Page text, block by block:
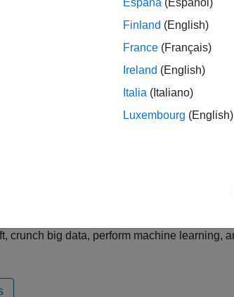
and Engineering
our products, tools, and
that’s transforming the world. Engineers
MATLAB and Simulink to design smart grids,
crunch big data, perform machine learning,
España (Español)
Finland (English)
France (Français)
Ireland (English)
Italia (Italiano)
Luxembourg (English)